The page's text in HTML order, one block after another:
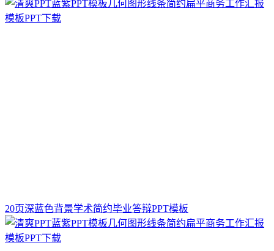
20页深蓝色背景学术简约毕业答辩PPT模板